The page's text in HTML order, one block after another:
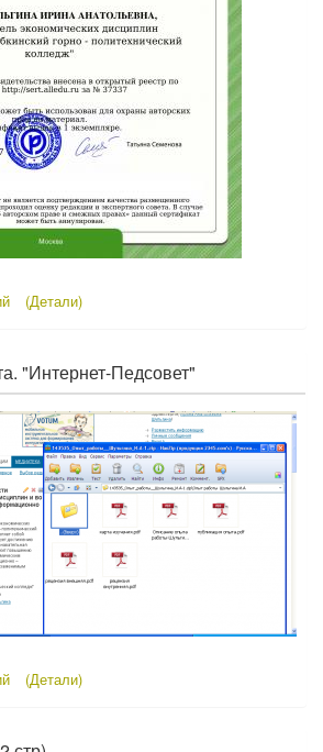
(Детали)
"Интернет-Педсовет"
(Детали)